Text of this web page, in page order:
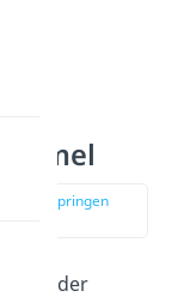
Video springen
der